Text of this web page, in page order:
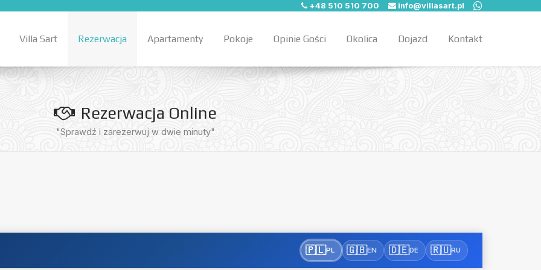
+48 510 510 700 info@villasart.pl
Villa Sart Rezerwacja Apartamenty Pokoje Opinie Gości Okolica Dojazd Kontakt
Rezerwacja Online
"Sprawdź i zarezerwuj w dwie minuty"
🇵🇱PL 🇬🇧EN 🇩🇪DE 🇷🇺RU